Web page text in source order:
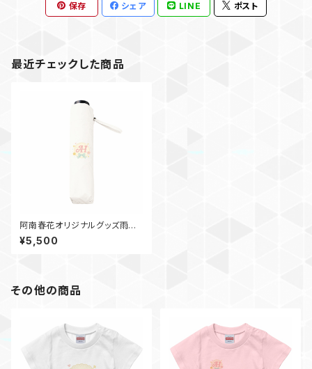
保存 シェア LINE ポスト
最近チェックした商品
阿南春花オリジナルグッズ雨傘~
2025年春デザイン~
¥5,500
その他の商品